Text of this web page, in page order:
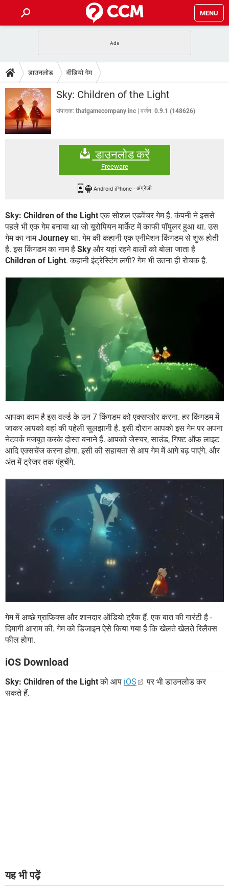
MENU
फोन पर अकाउंट बैलेंस चेक
WhatsApp Hack हो गया? Lucky Patcher यूज करें
टेक-स्पेशल
2020 के फ्री एंटीवायरस
बेस्ट फ्री ऑनलाइन गेम्स
डाउनलोड
Vidmate PUBG Mobile
WhatsRemoved+
FORUM
कंप्यूटर बस
डाउनलोड वीडियो गेम
Sky: Children of the Light
संपादक: thatgamecompany inc वर्जन: 0.9.1 (148626)
डाउनलोड करें
Freeware
Android iPhone-अंग्रेजी
Sky: Children of the Lightएक सोशल एडवेंचर गेम है. कंपनी ने इससे
पहले भी एक गेम बनाया था जो यूरोपियन मार्केट में काफी पॉपुलर हुआ था. उस
गेम का नामJourney था. गेम की कहानी एक एनीमेशन किंगडम से शुरू होती
है. इस किंगडम का नाम है Sky और यहां रहने वालों को बोला जाता है
Children of Light. कहानी इंट्रेस्टिंग लगी? गेम भी उतना ही रोचक है.
आपका काम है इस वर्ल्ड के उन 7 किंगडम को एक्सप्लोर करना. हर किंगडम में
जाकर आपको वहां की पहेली सुलझानी है. इसी दौरान आपको इस गेम पर अपना
नेटवर्क मजबूत करके दोस्त बनाने हैं. आपको जेस्चर, साउंड, गिफ्ट ऑफ़ लाइट
आदि एक्सचेंज करना होगा. इसी की सहायता से आप गेम में आगे बढ़ पाएंगे. और
अंत में ट्रेजर तक पंहुचेंगे.
गेम में अच्छे ग्राफिक्स और शानदार ऑडियो ट्रैक हैं. एक बात की गारंटी है -
दिमागी आराम की. गेम को डिजाइन ऐसे किया गया है कि खेलते खेलते रिलैक्स
फील होगा.
iOS Download
Sky: Children of the Lightको आप iOS
पर भी डाउनलोड कर
सकते हैं.
यह भी पढ़ें